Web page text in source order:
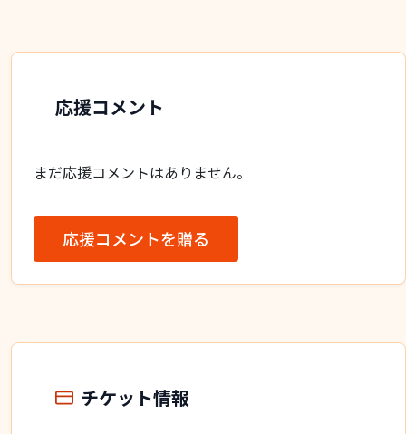
応援コメント
まだ応援コメントはありません。
応援コメントを贈る
チケット情報